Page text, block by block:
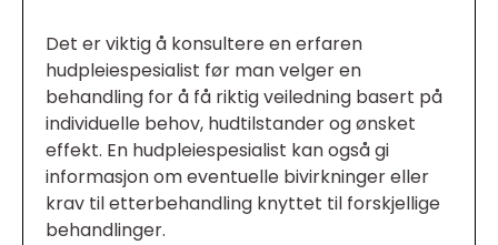
Det er viktig å konsultere en erfaren
hudpleiespesialist før man velger en
behandling for å få riktig veiledning basert på
individuelle behov, hudtilstander og ønsket
effekt. En hudpleiespesialist kan også gi
informasjon om eventuelle bivirkninger eller
krav til etterbehandling knyttet til forskjellige
behandlinger.